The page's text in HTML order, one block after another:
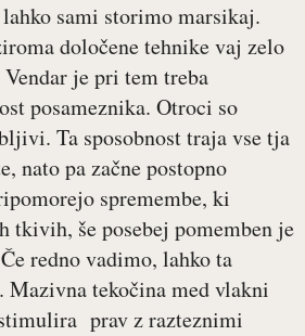
sami storimo marsikaj.
določene tehnike vaj zelo
je pri tem treba
posameznika. Otroci so
Ta sposobnost traja vse tja
nato pa začne postopno
spremembe, ki
tkivih, še posebej pomemben je
redno vadimo, lahko ta
Mazivna tekočina med vlakni
prav z razteznimi